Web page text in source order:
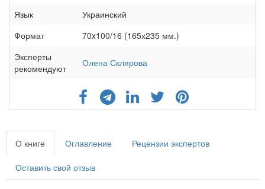
Язык
Украинский
Формат
70x100/16 (165х235 мм.)
Эксперты
рекомендуют
Олена Склярова
О книге Оглавление Рецензии экспертов
Оставить свой отзыв